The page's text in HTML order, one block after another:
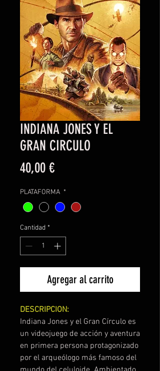
INDIANA JONES Y EL
GRAN CIRCULO
40,00 €Precio
PLATAFORMA *
Cantidad *
Agregar al carrito
DESCRIPCION:
Indiana Jones y el Gran Círculo es
un videojuego de acción y aventura
en primera persona protagonizado
por el arqueólogo más famoso del